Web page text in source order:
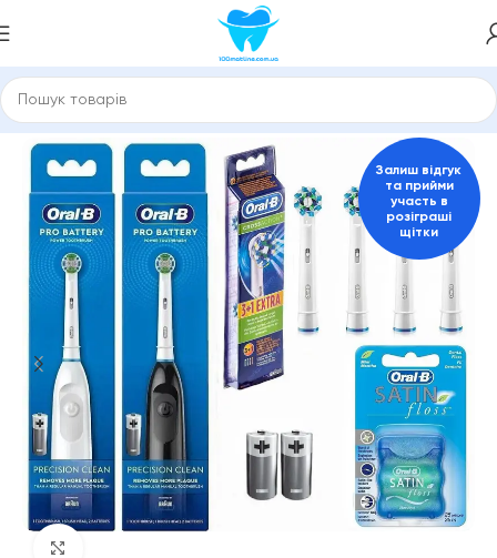
Головна Електричні зубні щітки Для дорослих
Залиш відгук
та прийми
участь в
розіграші
щітки